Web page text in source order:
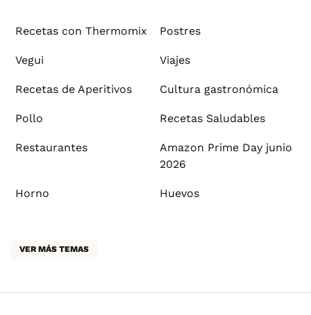
Recetas con Thermomix Postres
Vegui Viajes
Recetas de Aperitivos Cultura gastronómica
Pollo Recetas Saludables
Restaurantes
Amazon Prime Day junio
2026
Horno Huevos
VER MÁS TEMAS